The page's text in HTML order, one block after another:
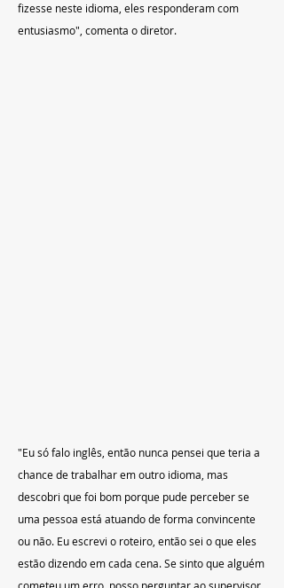
fizesse neste idioma, eles responderam com
entusiasmo", comenta o diretor.
"Eu só falo inglês, então nunca pensei que teria a
chance de trabalhar em outro idioma, mas
descobri que foi bom porque pude perceber se
uma pessoa está atuando de forma convincente
ou não. Eu escrevi o roteiro, então sei o que eles
estão dizendo em cada cena. Se sinto que alguém